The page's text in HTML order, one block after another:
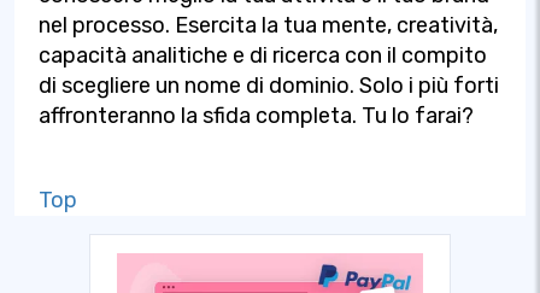
nel processo. Esercita la tua mente, creatività,
capacità analitiche e di ricerca con il compito
di scegliere un nome di dominio. Solo i più forti
affronteranno la sfida completa. Tu lo farai?
Top